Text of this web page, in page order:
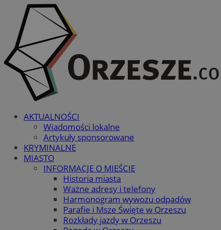
AKTUALNOŚCI
Wiadomości lokalne
Artykuły sponsorowane
KRYMINALNE
MIASTO
INFORMACJE O MIEŚCIE
Historia miasta
Ważne adresy i telefony
Harmonogram wywozu odpadów
Parafie i Msze Święte w Orzeszu
Rozkłady jazdy w Orzeszu